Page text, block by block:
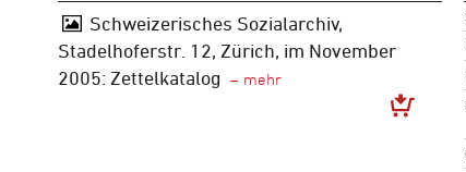
Schweizerisches Sozialarchiv,
Stadelhoferstr. 12, Zürich, im November
2005: Zettelkatalog